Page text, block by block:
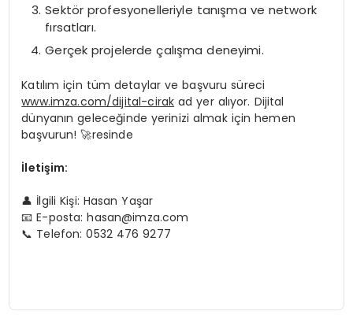
Sektör profesyonelleriyle tanışma ve network
fırsatları.
Gerçek projelerde çalışma deneyimi.
Katılım için tüm detaylar ve başvuru süreci
www.imza.com/dijital-cirak ad yer alıyor. Dijital
dünyanın geleceğinde yerinizi almak için hemen
başvurun! 🚀resinde
İletişim:
👤 İlgili Kişi: Hasan Yaşar
📧 E-posta:hasan@imza.com
📞 Telefon: 0532 476 9277